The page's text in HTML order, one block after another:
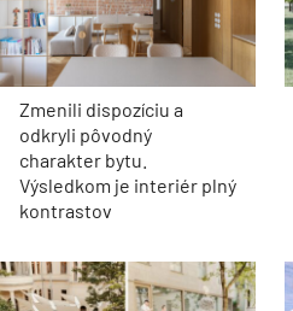
Zmenili dispozíciu a
odkryli pôvodný
charakter bytu.
Výsledkom je interiér plný
kontrastov